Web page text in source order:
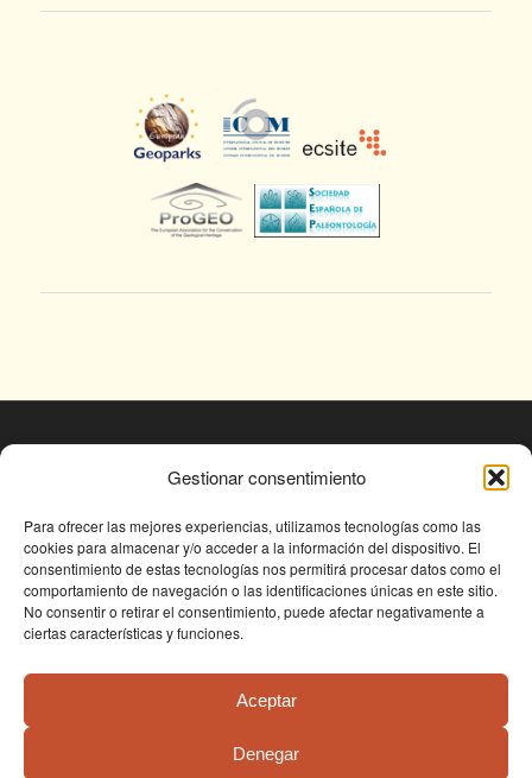
Gestionar consentimiento
Para ofrecer las mejores experiencias, utilizamos tecnologías como las
cookies para almacenar y/o acceder a la información del dispositivo. El
consentimiento de estas tecnologías nos permitirá procesar datos como el
comportamiento de navegación o las identificaciones únicas en este sitio.
No consentir o retirar el consentimiento, puede afectar negativamente a
ciertas características y funciones.
Aceptar
Denegar
© Fundación Conjunto Paleontológico de Teruel
Avda. Sagunto s/n, 44002 TERUEL,
Tlf: +34 978 61 76 30, email:
fundapolis@fundaciondinopolis.org
Política de privacidad